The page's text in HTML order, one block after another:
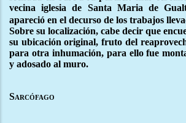
vecina iglesia de Santa Maria de
apareció en el decurso de los trabajos
Sobre su localización, cabe decir que
su ubicación original, fruto del
para otra inhumación, para ello fue
y adosado al muro.
Sarcófago